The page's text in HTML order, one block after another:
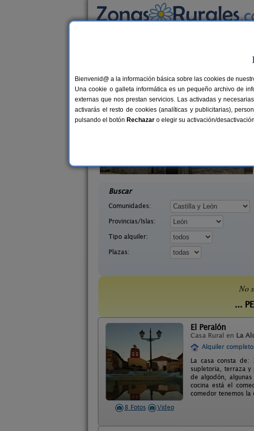
> Villar de
Casas Rurales cerca de
36 €
Buscar
Comunidades:
Provincias/Islas:
Tipo alquiler:
Plazas:
No
...
8 Fotos Video
El Peralón
Casa Rural en La
Alquiler completo
La casa consta
supletoria, terraza y
de algodón,
cocina está el
comedor tenemos la
Bienvenid@ a la información básica sobre las cookies de
Una cookie o galleta informática es un pequeño archivo de
externas que nos prestan servicios. Las activadas y
activarás el resto de cookies (analíticas y publicitarias),
pulsando el botón Rechazar o elegir su activación/